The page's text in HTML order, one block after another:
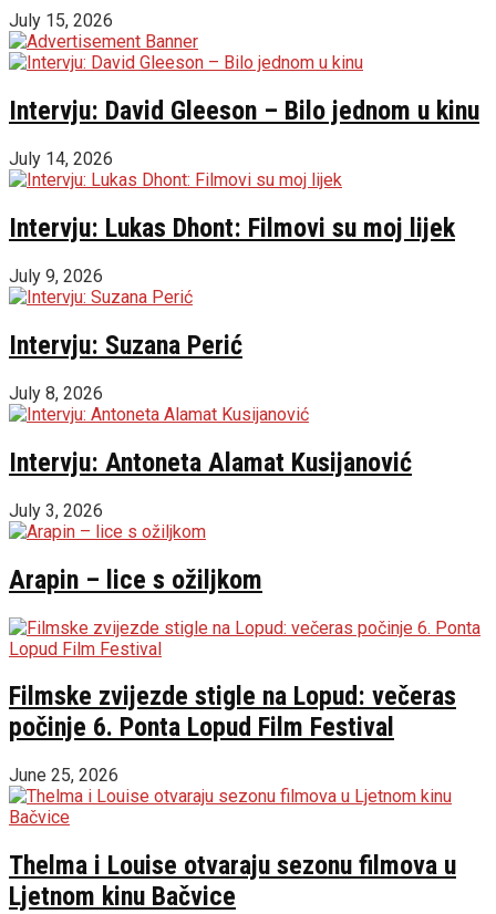
July 15, 2026
Intervju: David Gleeson – Bilo jednom u kinu
July 14, 2026
Intervju: Lukas Dhont: Filmovi su moj lijek
July 9, 2026
Intervju: Suzana Perić
July 8, 2026
Intervju: Antoneta Alamat Kusijanović
July 3, 2026
Arapin – lice s ožiljkom
Filmske zvijezde stigle na Lopud: večeras
počinje 6. Ponta Lopud Film Festival
June 25, 2026
Thelma i Louise otvaraju sezonu filmova u
Ljetnom kinu Bačvice